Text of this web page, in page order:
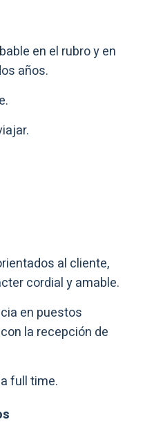
en el rubro y en
años.
al cliente,
cordial y amable.
en puestos
la recepción de
full time.